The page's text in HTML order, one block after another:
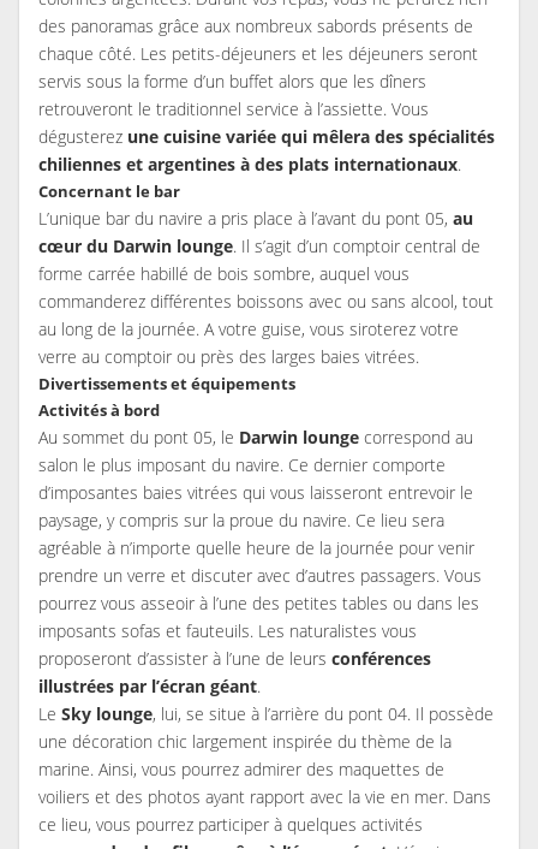
des panoramas grâce aux nombreux sabords présents de
chaque côté. Les petits-déjeuners et les déjeuners seront
servis sous la forme d’un buffet alors que les dîners
retrouveront le traditionnel service à l’assiette. Vous
dégusterez une cuisine variée qui mêlera des spécialités
chiliennes et argentines à des plats internationaux.
Concernant le bar
L’unique bar du navire a pris place à l’avant du pont 05, au
cœur du Darwin lounge. Il s’agit d’un comptoir central de
forme carrée habillé de bois sombre, auquel vous
commanderez différentes boissons avec ou sans alcool, tout
au long de la journée. A votre guise, vous siroterez votre
verre au comptoir ou près des larges baies vitrées.
Divertissements et équipements
Activités à bord
Au sommet du pont 05, le Darwin lounge correspond au
salon le plus imposant du navire. Ce dernier comporte
d’imposantes baies vitrées qui vous laisseront entrevoir le
paysage, y compris sur la proue du navire. Ce lieu sera
agréable à n’importe quelle heure de la journée pour venir
prendre un verre et discuter avec d’autres passagers. Vous
pourrez vous asseoir à l’une des petites tables ou dans les
imposants sofas et fauteuils. Les naturalistes vous
proposeront d’assister à l’une de leurs conférences
illustrées par l’écran géant.
Le Sky lounge, lui, se situe à l’arrière du pont 04. Il possède
une décoration chic largement inspirée du thème de la
marine. Ainsi, vous pourrez admirer des maquettes de
voiliers et des photos ayant rapport avec la vie en mer. Dans
ce lieu, vous pourrez participer à quelques activités